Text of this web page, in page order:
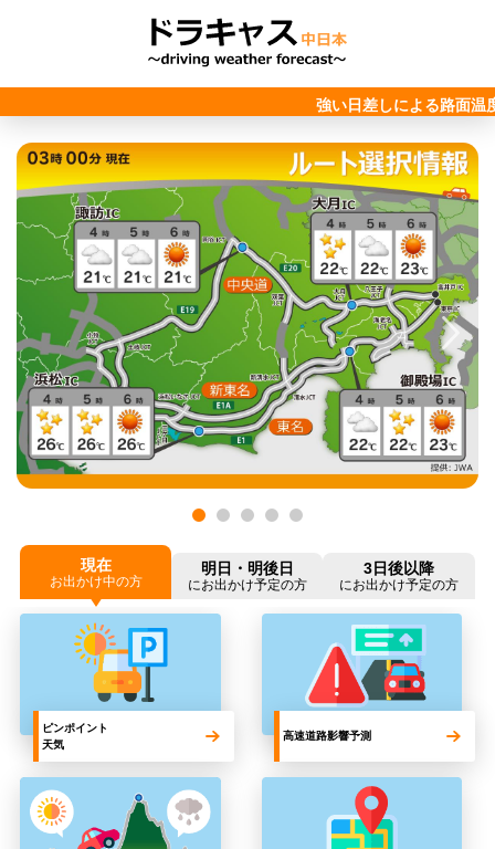
強い日差しによる路面温
現在
お出かけ中の方
明日・明後日
にお出かけ予定の方
3日後以降
にお出かけ予定の方
ピンポイント
天気
高速道路影響予測